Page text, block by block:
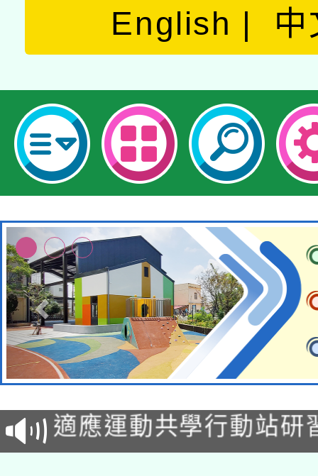
English 中
本校115學年度第2次
招甄選結果公告(無人
招)
適應運動共學行動站研
本館辦理115年度閱讀